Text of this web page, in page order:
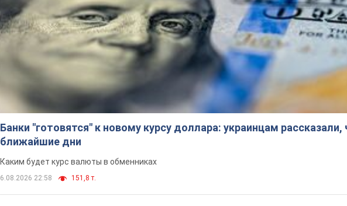
Банки "готовятся" к новому курсу доллара: украинцам
ближайшие дни
Каким будет курс валюты в обменниках
6.08.2026 22:58 151,8 т.